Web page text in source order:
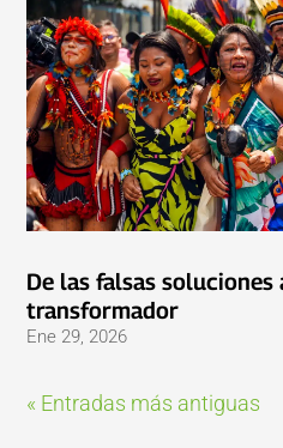
De las falsas soluciones
transformador
Ene 29, 2026
« Entradas más antiguas